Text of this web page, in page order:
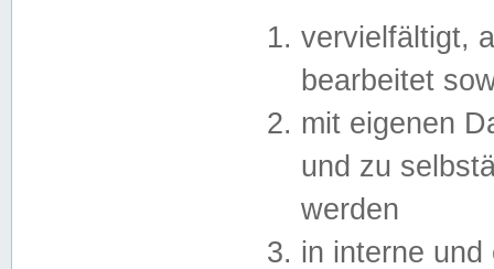
vervielfältigt,
bearbeitet
mit eigenen
und zu
werden
in interne